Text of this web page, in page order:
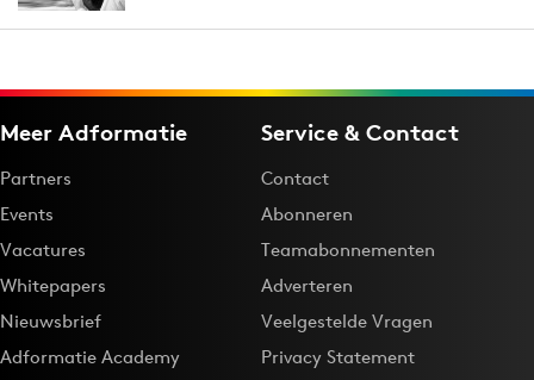
Meer Adformatie
Partners
Events
Vacatures
Whitepapers
Nieuwsbrief
Adformatie Academy
Service & Contact
Contact
Abonneren
Teamabonnementen
Adverteren
Veelgestelde Vragen
Privacy Statement